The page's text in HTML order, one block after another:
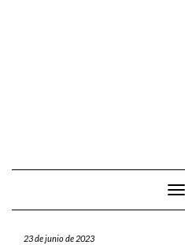
23 de junio de 2023